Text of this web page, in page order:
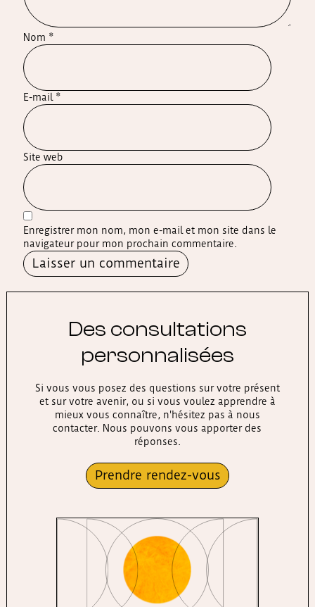
Nom *
E-mail *
Site web
Enregistrer mon nom, mon e-mail et mon site dans le
navigateur pour mon prochain commentaire.
Des consultations
personnalisées
Si vous vous posez des questions sur votre présent
et sur votre avenir, ou si vous voulez apprendre à
mieux vous connaître, n'hésitez pas à nous
contacter. Nous pouvons vous apporter des
réponses.
Prendre rendez-vous